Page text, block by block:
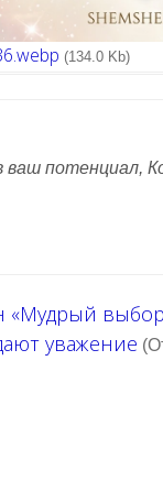
(134.0 Kb)
ваш
«Мудрый
уважение